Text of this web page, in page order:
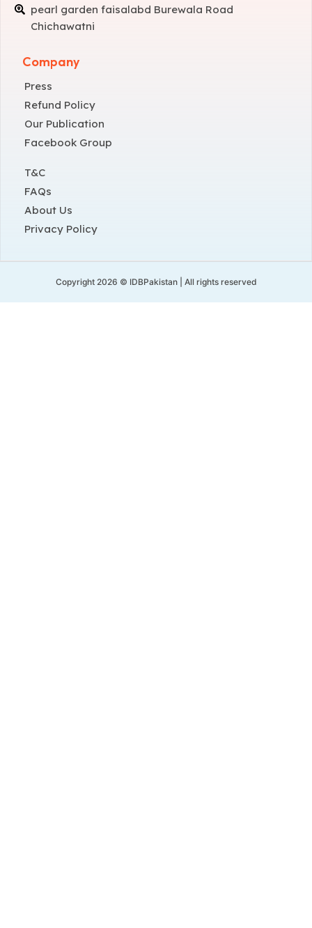
pearl garden faisalabd Burewala Road
Chichawatni
Company
Press
Refund Policy
Our Publication
Facebook Group
T&C
FAQs
About Us
Privacy Policy
Copyright 2026 © IDBPakistan | All rights reserved